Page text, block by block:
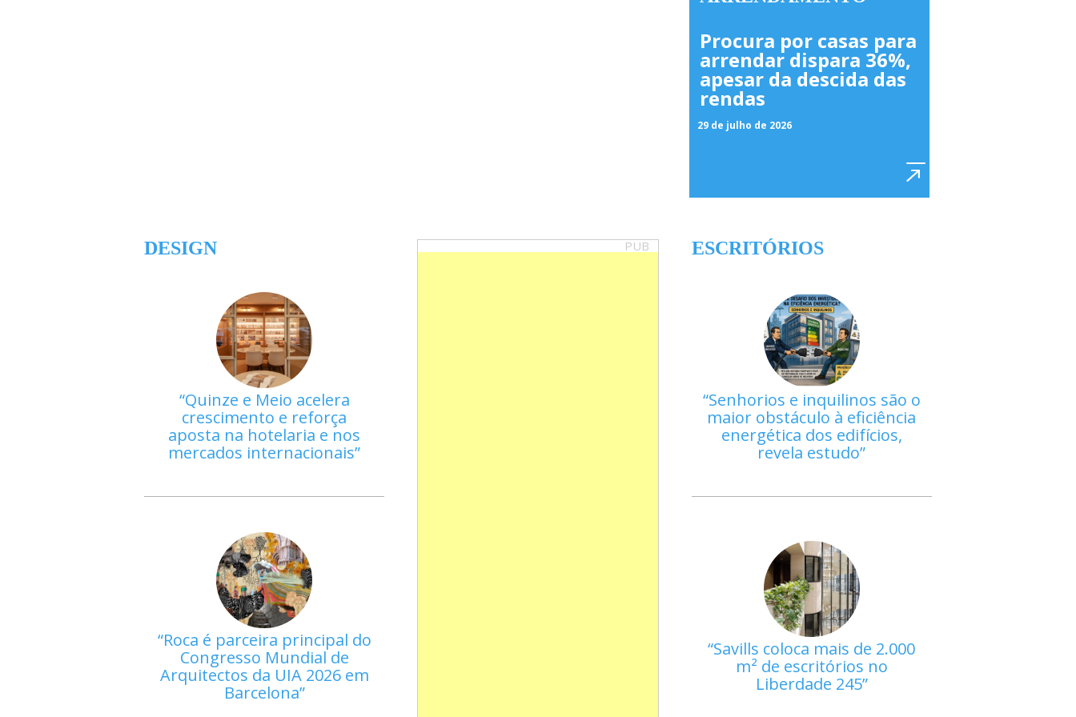
Procura por casas para
arrendar dispara 36%,
apesar da descida das
rendas
29 de julho de 2026
DESIGN
Quinze e Meio acelera
crescimento e reforça
aposta na hotelaria e nos
mercados internacionais
Roca é parceira principal do
Congresso Mundial de
Arquitectos da UIA 2026 em
Barcelona
PUB ESCRITÓRIOS
Senhorios e inquilinos são o
maior obstáculo à eficiência
energética dos edifícios,
revela estudo
Savills coloca mais de 2.000
m² de escritórios no
Liberdade 245